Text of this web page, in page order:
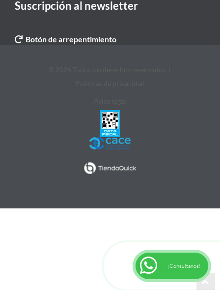
Suscripción al newsletter
Botón de arrepentimiento
¡Consultanos!